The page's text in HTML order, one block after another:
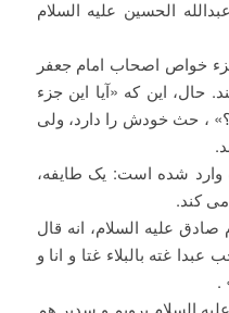
الحسین علیه السلام
ایشان را جزء خواص اصحاب امام جعفر
حال، این که «آیا این جزء
، حث خودش را دارد، ولی
وارد شده است: یک طایفه،
می کند.
علیه السلام، انه قال
غته بالبلاء غتا و انا و
.
السلام برویم و سدیر هم